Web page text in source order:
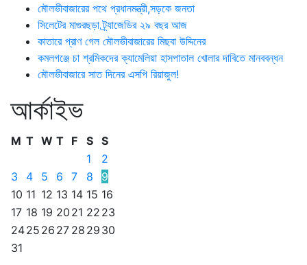
মৌলভীবাজারের পথে প্রধানমন্ত্রী,সড়কে জনতা
সিলেটের মাগুরছড়া ট্র্যাজেডির ২৯ বছর আজ
কাতারে প্রাণ গেল মৌলভীবাজারের মিছবা উদ্দিনের
কমলগঞ্জে চা শ্রমিকদের ক্যামেলিয়া হাসপাতাল খোলার দাবিতে মানববন্ধন
মৌলভীবাজারে সাত দিনের এসপি রিয়াজুল!
আর্কাইভ
M T W T F S S
1
2
3
4 5 6 7 8
9
10 11 12 13 14 15 16
17 18 19 20 21 22 23
2425 26 27 28 29 30
31